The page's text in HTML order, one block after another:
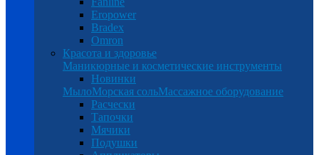
Eropower
Bradex
Omron
Красота и здоровье
Маникюрные и косметические инструменты
Новинки
МылоМорская сольМассажное оборудование
Расчески
Тапочки
Мячики
Подушки